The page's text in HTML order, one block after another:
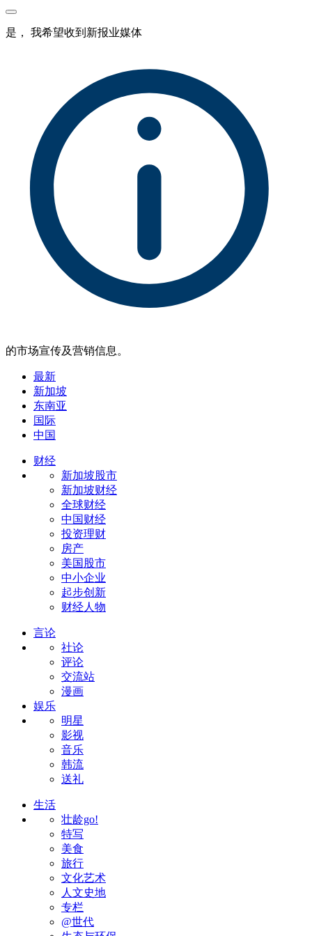
是， 我希望收到新报业媒体
的市场宣传及营销信息。
最新
新加坡
东南亚
国际
中国
财经
新加坡股市
新加坡财经
全球财经
中国财经
投资理财
房产
美国股市
中小企业
起步创新
财经人物
言论
社论
评论
交流站
漫画
娱乐
明星
影视
音乐
韩流
送礼
生活
壮龄go!
特写
美食
旅行
文化艺术
人文史地
专栏
@世代